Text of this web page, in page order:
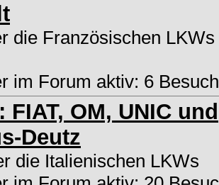
die Französischen LKWs
im Forum aktiv: 6
FIAT, OM, UNIC und
Deutz
die Italienischen LKWs